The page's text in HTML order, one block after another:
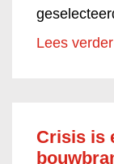
Lees verder
Crisis is